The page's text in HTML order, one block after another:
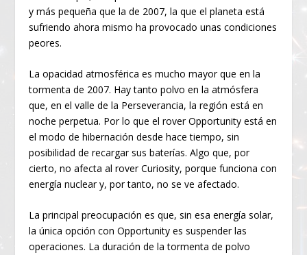
y más pequeña que la de 2007, la que el planeta está
sufriendo ahora mismo ha provocado unas condiciones
peores.
La opacidad atmosférica es mucho mayor que en la
tormenta de 2007. Hay tanto polvo en la atmósfera
que, en el valle de la Perseverancia, la región está en
noche perpetua. Por lo que el rover Opportunity está en
el modo de hibernación desde hace tiempo, sin
posibilidad de recargar sus baterías. Algo que, por
cierto, no afecta al rover Curiosity, porque funciona con
energía nuclear y, por tanto, no se ve afectado.
La principal preocupación es que, sin esa energía solar,
la única opción con Opportunity es suspender las
operaciones. La duración de la tormenta de polvo